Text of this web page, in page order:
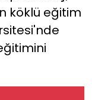
köklü eğitim